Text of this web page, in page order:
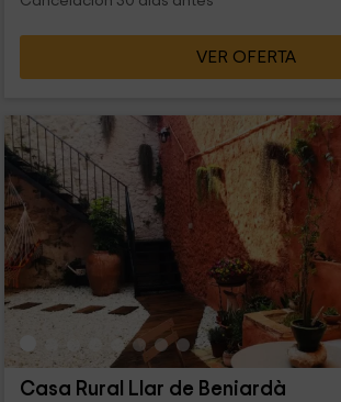
VER OFERTA
Casa Rural Llar de Beniardà